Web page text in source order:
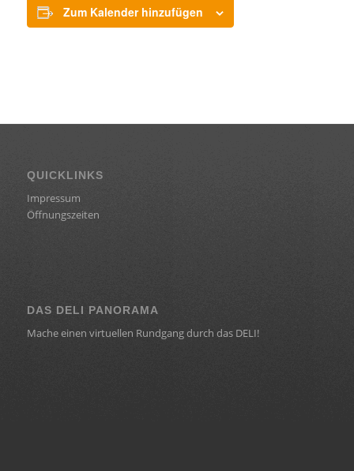
Zum Kalender hinzufügen
QUICKLINKS
Impressum
Öffnungszeiten
DAS DELI PANORAMA
Mache einen virtuellen Rundgang durch das DELI!